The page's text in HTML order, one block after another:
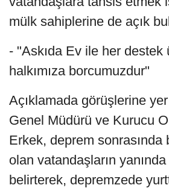
mülk sahiplerine de açık
- "Askıda Ev ile her destek
halkımıza borcumuzdur"
Açıklamada görüşlerine
Genel Müdürü ve Kurucu
Erkek, deprem sonrasında
olan vatandaşların yanında
belirterek, depremzede